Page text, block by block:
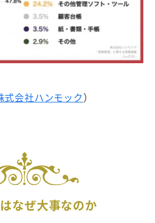
式会社ハンモック）
なぜ大事なのか